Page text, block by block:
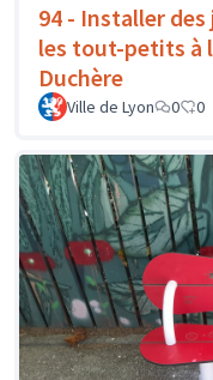
94 - Installer
les tout-petits à
Duchère
Ville de Lyon 0 0